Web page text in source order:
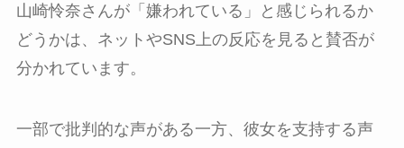
山崎怜奈さんが「嫌われている」と感じられるか
どうかは、ネットやSNS上の反応を見ると賛否が
分かれています。
一部で批判的な声がある一方、彼女を支持する声